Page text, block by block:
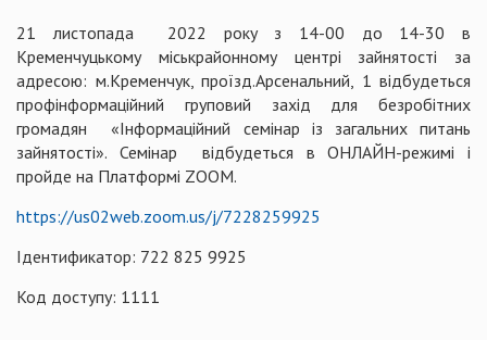
21 листопада 2022 року з 14-00 до 14-30 в
Кременчуцькому міськрайонному центрі зайнятості за
адресою: м.Кременчук, проїзд.Арсенальний, 1 відбудеться
профінформаційний груповий захід для безробітних
громадян «Інформаційний семінар із загальних питань
зайнятості». Семінар відбудеться в ОНЛАЙН-режимі і
пройде на Платформі ZOOM.
https://us02web.zoom.us/j/7228259925
Ідентификатор: 722 825 9925
Код доступу: 1111